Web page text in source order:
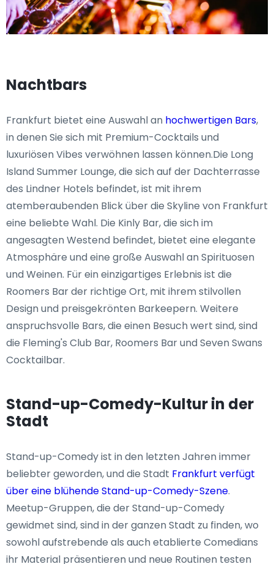
Nachtbars
Frankfurt bietet eine Auswahl an hochwertigen Bars,
in denen Sie sich mit Premium-Cocktails und
luxuriösen Vibes verwöhnen lassen können.Die Long
Island Summer Lounge, die sich auf der Dachterrasse
des Lindner Hotels befindet, ist mit ihrem
atemberaubenden Blick über die Skyline von Frankfurt
eine beliebte Wahl. Die Kinly Bar, die sich im
angesagten Westend befindet, bietet eine elegante
Atmosphäre und eine große Auswahl an Spirituosen
und Weinen. Für ein einzigartiges Erlebnis ist die
Roomers Bar der richtige Ort, mit ihrem stilvollen
Design und preisgekrönten Barkeepern. Weitere
anspruchsvolle Bars, die einen Besuch wert sind, sind
die Fleming's Club Bar, Roomers Bar und Seven Swans
Cocktailbar.
Stand-up-Comedy-Kultur in der
Stadt
Stand-up-Comedy ist in den letzten Jahren immer
beliebter geworden, und die Stadt Frankfurt verfügt
über eine blühende Stand-up-Comedy-Szene.
Meetup-Gruppen, die der Stand-up-Comedy
gewidmet sind, sind in der ganzen Stadt zu finden, wo
sowohl aufstrebende als auch etablierte Comedians
ihr Material präsentieren und neue Routinen testen